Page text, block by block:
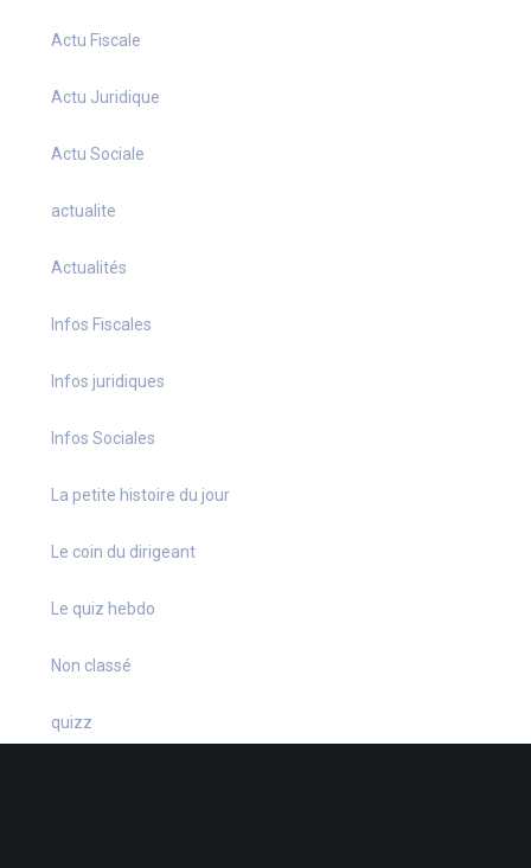
Actu Fiscale
Actu Juridique
Actu Sociale
actualite
Actualités
Infos Fiscales
Infos juridiques
Infos Sociales
La petite histoire du jour
Le coin du dirigeant
Le quiz hebdo
Non classé
quizz